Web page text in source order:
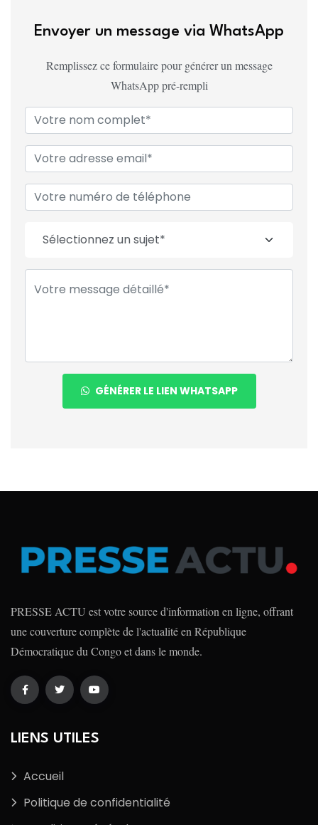
Envoyer un message via WhatsApp
Remplissez ce formulaire pour générer un message
WhatsApp pré-rempli
GÉNÉRER LE LIEN WHATSAPP
PRESSE ACTU est votre source d'information en ligne, offrant
une couverture complète de l'actualité en République
Démocratique du Congo et dans le monde.
LIENS UTILES
Accueil
Politique de confidentialité